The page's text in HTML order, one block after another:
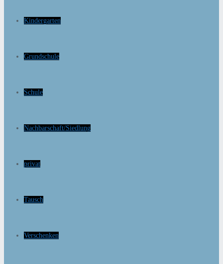
Kindergarten
Grundschule
Schule
Nachbarschaft/Siedlung
privat
Tausch
Verschenken